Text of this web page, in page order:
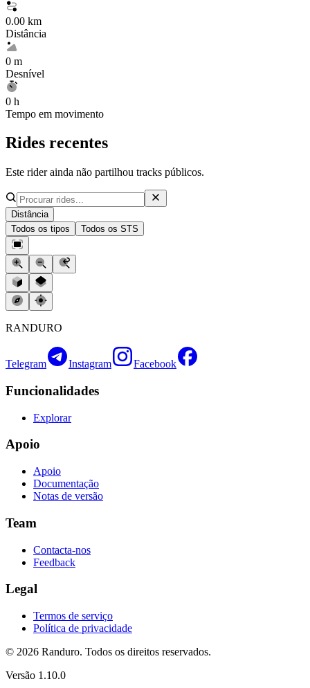
0.00 km
Distância
0 m
Desnível
0 h
Tempo em movimento
Rides recentes
Este rider ainda não partilhou tracks públicos.
Distância
Todos os tipos
Todos os STS
RANDURO
Telegram Instagram Facebook
Funcionalidades
Explorar
Apoio
Apoio
Documentação
Notas de versão
Team
Contacta-nos
Feedback
Legal
Termos de serviço
Política de privacidade
© 2026 Randuro. Todos os direitos reservados.
Versão 1.10.0